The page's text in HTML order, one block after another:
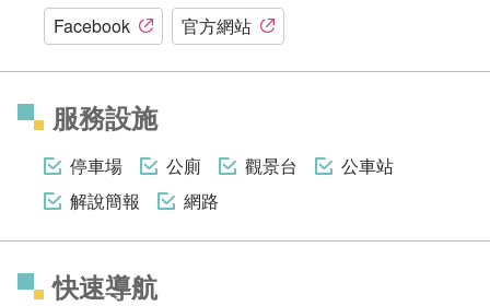
Facebook 官方網站
服務設施
停車場 公廁 觀景台
公車站
解說簡報
網路
快速導航